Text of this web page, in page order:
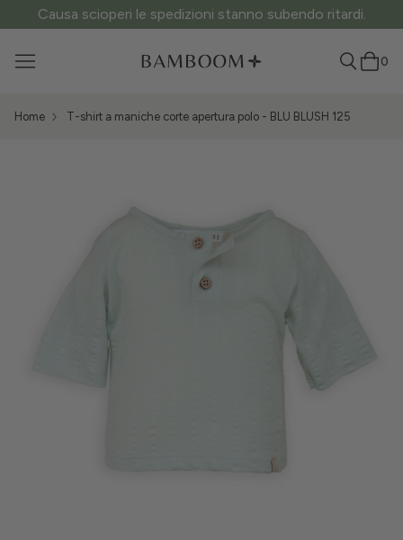
Causa scioperi le spedizioni stanno subendo ritardi.
0
Home T-shirt a maniche corte apertura polo - BLU BLUSH 125